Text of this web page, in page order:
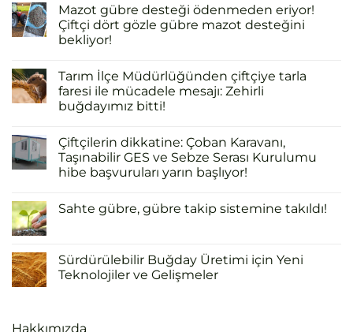
Mazot gübre desteği ödenmeden eriyor!
Çiftçi dört gözle gübre mazot desteğini
bekliyor!
Tarım İlçe Müdürlüğünden çiftçiye tarla
faresi ile mücadele mesajı: Zehirli
buğdayımız bitti!
Çiftçilerin dikkatine: Çoban Karavanı,
Taşınabilir GES ve Sebze Serası Kurulumu
hibe başvuruları yarın başlıyor!
Sahte gübre, gübre takip sistemine takıldı!
Sürdürülebilir Buğday Üretimi için Yeni
Teknolojiler ve Gelişmeler
Hakkımızda